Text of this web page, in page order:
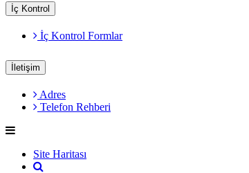
İç Kontrol
İç Kontrol Formlar
İletişim
Adres
Telefon Rehberi
Site Haritası